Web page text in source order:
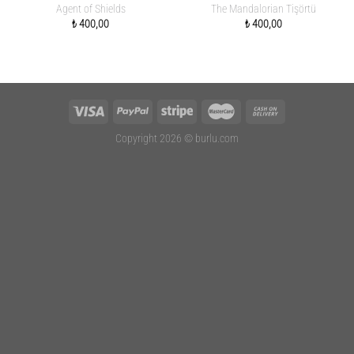
Agent of Shields
₺400,00
The Mandalorian Tişörtü
₺400,00
Copyright 2026 © burlu.com